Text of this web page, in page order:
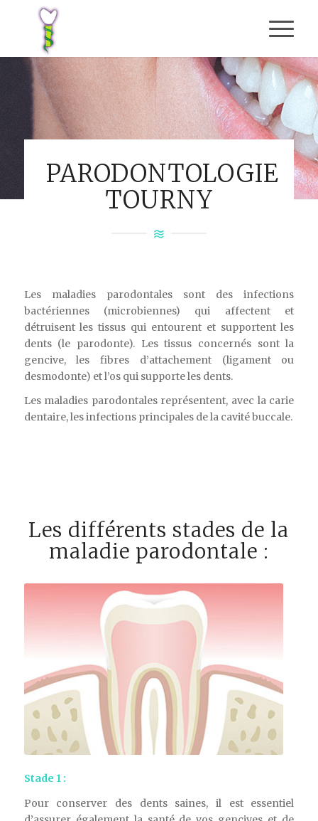
PARODONTOLOGIE
TOURNY
Les maladies parodontales sont des infections
bactériennes (microbiennes) qui affectent et
détruisent les tissus qui entourent et supportent les
dents (le parodonte). Les tissus concernés sont la
gencive, les fibres d’attachement (ligament ou
desmodonte) et l’os qui supporte les dents.
Les maladies parodontales représentent, avec la carie
dentaire, les infections principales de la cavité buccale.
Les différents stades de la
maladie parodontale :
Stade 1 :
Pour conserver des dents saines, il est essentiel